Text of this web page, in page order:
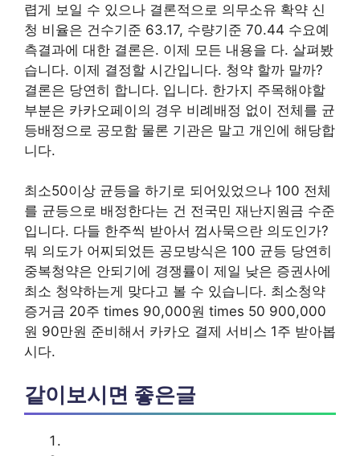
렵게 보일 수 있으나 결론적으로 의무소유 확약 신
청 비율은 건수기준 63.17, 수량기준 70.44 수요예
측결과에 대한 결론은. 이제 모든 내용을 다. 살펴봤
습니다. 이제 결정할 시간입니다. 청약 할까 말까?
결론은 당연히 합니다. 입니다. 한가지 주목해야할
부분은 카카오페이의 경우 비례배정 없이 전체를 균
등배정으로 공모함 물론 기관은 말고 개인에 해당합
니다.
최소50이상 균등을 하기로 되어있었으나 100 전체
를 균등으로 배정한다는 건 전국민 재난지원금 수준
입니다. 다들 한주씩 받아서 껌사묵으란 의도인가?
뭐 의도가 어찌되었든 공모방식은 100 균등 당연히
중복청약은 안되기에 경쟁률이 제일 낮은 증권사에
최소 청약하는게 맞다고 볼 수 있습니다. 최소청약
증거금 20주 times 90,000원 times 50 900,000
원 90만원 준비해서 카카오 결제 서비스 1주 받아봅
시다.
같이보시면 좋은글